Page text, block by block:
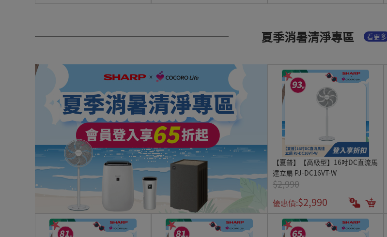
夏季消暑清淨專區 看更多
【夏普】【高級型】16吋DC直流馬
達立扇 PJ-DC16VT-W
$2,990
優惠價:$2,990